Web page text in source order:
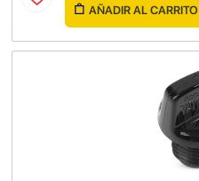
AÑADIR AL CARRITO